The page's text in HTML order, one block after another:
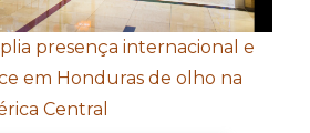
presença internacional e
em Honduras de olho na
Central